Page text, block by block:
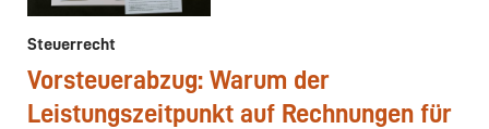
Steuerrecht
Vorsteuerabzug: Warum der
Leistungszeitpunkt auf Rechnungen für